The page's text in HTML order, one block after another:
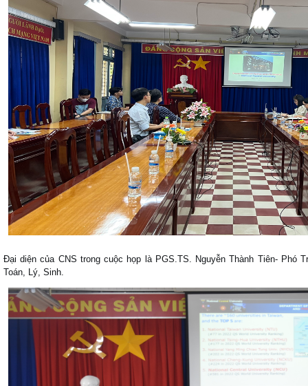
Đại diện của CNS trong cuộc họp là PGS.TS. Nguyễn Thành Tiên- Phó
Toán, Lý, Sinh.